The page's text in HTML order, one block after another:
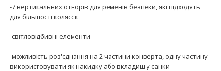
-7 вертикальних отворів для ременів безпеки, які підходять
для більшості колясок
-світловідбивні елементи
-можливість роз'єднання на 2 частини конверта, одну частину
використовувати як накидку або вкладиш у санки